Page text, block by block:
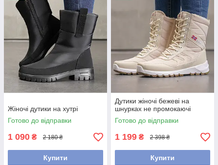
Жіночі дутики на хутрі
Готово до відправки
1 090 ₴ 2 180 ₴
Купити
Дутики жіночі бежеві на
шнурках не промокаючі
Готово до відправки
1 199 ₴ 2 398 ₴
Купити